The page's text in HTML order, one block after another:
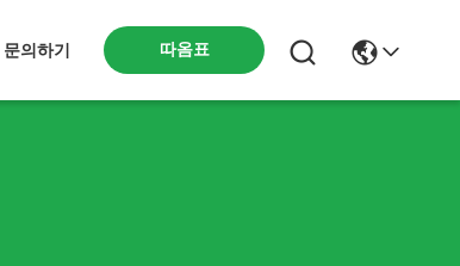
문의하기 따옴표